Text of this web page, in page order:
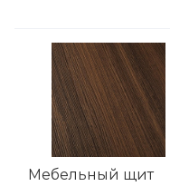
Мебельный щит